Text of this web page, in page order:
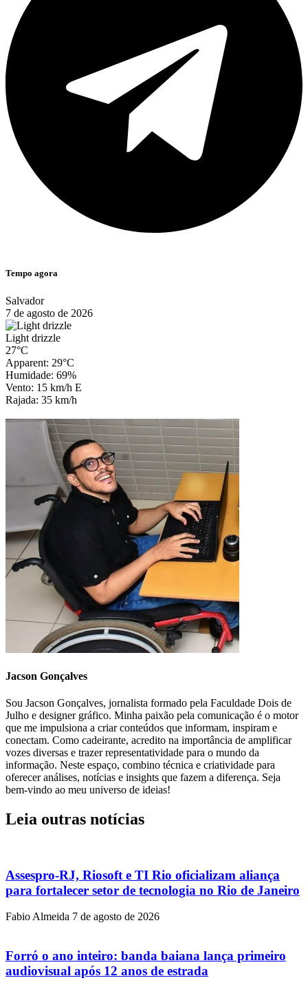
Tempo agora
Salvador
7 de agosto de 2026
Light drizzle
27°C
Apparent: 29°C
Humidade: 69%
Vento: 15 km/h E
Rajada: 35 km/h
Jacson Gonçalves
Sou Jacson Gonçalves, jornalista formado pela Faculdade Dois de
Julho e designer gráfico. Minha paixão pela comunicação é o motor
que me impulsiona a criar conteúdos que informam, inspiram e
conectam. Como cadeirante, acredito na importância de amplificar
vozes diversas e trazer representatividade para o mundo da
informação. Neste espaço, combino técnica e criatividade para
oferecer análises, notícias e insights que fazem a diferença. Seja
bem-vindo ao meu universo de ideias!
Leia outras notícias
Assespro-RJ, Riosoft e TI Rio oficializam aliança
para fortalecer setor de tecnologia no Rio de Janeiro
Fabio Almeida 7 de agosto de 2026
Forró o ano inteiro: banda baiana lança primeiro
audiovisual após 12 anos de estrada